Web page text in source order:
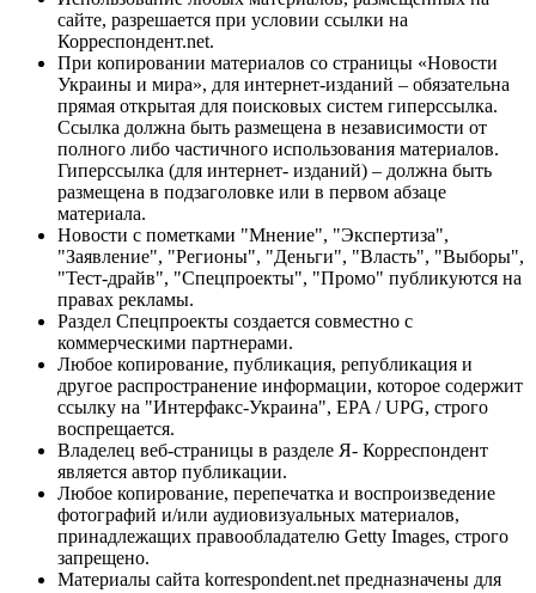
сайте, разрешается при условии ссылки на
Корреспондент.net.
При копировании материалов со страницы «Новости
Украины и мира», для интернет-изданий – обязательна
прямая открытая для поисковых систем гиперссылка.
Ссылка должна быть размещена в независимости от
полного либо частичного использования материалов.
Гиперссылка (для интернет- изданий) – должна быть
размещена в подзаголовке или в первом абзаце
материала.
Новости с пометками "Мнение", "Экспертиза",
"Заявление", "Регионы", "Деньги", "Власть", "Выборы",
"Тест-драйв", "Спецпроекты", "Промо" публикуются на
правах рекламы.
Раздел Спецпроекты создается совместно с
коммерческими партнерами.
Любое копирование, публикация, републикация и
другое распространение информации, которое содержит
ссылку на "Интерфакс-Украина", EPA / UPG, строго
воспрещается.
Владелец веб-страницы в разделе Я- Корреспондент
является автор публикации.
Любое копирование, перепечатка и воспроизведение
фотографий и/или аудиовизуальных материалов,
принадлежащих правообладателю Getty Images, строго
запрещено.
Материалы сайта korrespondent.net предназначены для